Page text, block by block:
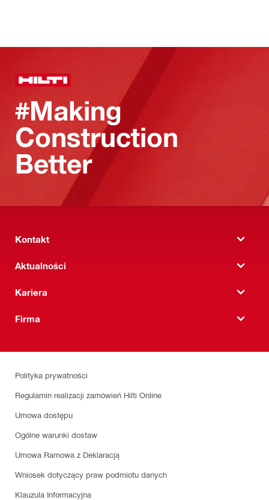
#Making
Construction
Better
Kontakt
Aktualności
Kariera
Firma
Polityka prywatności
Regulamin realizacji zamówień Hilti Online
Umowa dostępu
Ogólne warunki dostaw
Umowa Ramowa z Deklaracją
Wniosek dotyczący praw podmiotu danych
Klauzula Informacyjna